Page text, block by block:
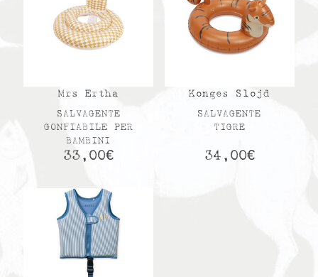
Mrs Ertha
SALVAGENTE
GONFIABILE PER
BAMBINI
33,00€
Konges Slojd
SALVAGENTE
TIGRE
34,00€